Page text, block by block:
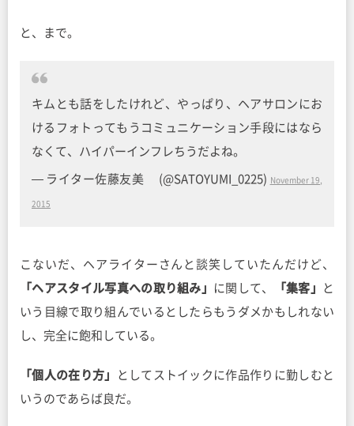
と、まで。
キムとも話をしたけれど、やっぱり、ヘアサロンにお
けるフォトってもうコミュニケーション手段にはなら
なくて、ハイパーインフレちうだよね。
— ライター佐藤友美 (@SATOYUMI_0225) November 19,
2015
こないだ、ヘアライターさんと談笑していたんだけど、
「ヘアスタイル写真への取り組み」
に関して、 「集客」
と
いう目線で取り組んでいるとしたらもうダメかもしれない
し、完全に飽和している。
「個人の在り方」
としてストイックに作品作りに勤しむと
いうのであらば良だ。